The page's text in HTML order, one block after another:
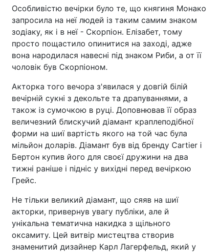
Особливістю вечірки було те, що княгиня Монако
запросила на неї людей із таким самим знаком
зодіаку, як і в неї - Скорпіон. Елізабет, тому
просто пощастило опинитися на заході, адже
вона народилася навесні під знаком Риби, а от її
чоловік був Скорпіоном.
Акторка того вечора з'явилася у довгій білій
вечірній сукні з декольте та драпуваннями, а
також із сумочкою в руці. Доповнював її образ
величезний блискучий діамант краплеподібної
форми на шиї вартість якого на той час була
мільйон доларів. Діамант був від бренду Cartier і
Бертон купив його для своєї дружини на два
тижні раніше і підніс у вихідні перед вечіркою
Грейс.
Не тільки великий діамант, що сяяв на шиї
акторки, привернув увагу публіки, але й
унікальна тематична накидка з щільного
оксамиту. Цей витвір мистецтва створив
знаменитий дизайнер Карл Лагерфельд, який у